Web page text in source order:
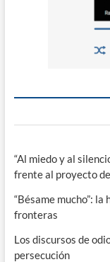
“Al miedo y al
frente al proyecto
“Bésame mucho”:
fronteras
Los discursos de
persecución